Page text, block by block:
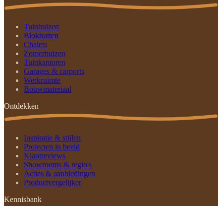
Tuinhuizen
Blokhutten
Chalets
Zomerhuizen
Tuinkantoren
Garages & carports
Werkruimte
Bouwmateriaal
Ontdekken
Inspiratie & stijlen
Projecten in beeld
Klantreviews
Showrooms & regio's
Acties & aanbiedingen
Productvergelijker
Kennisbank